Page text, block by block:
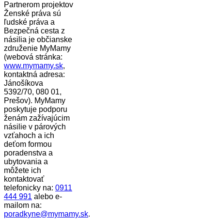
Partnerom projektov
Ženské práva sú
ľudské práva a
Bezpečná cesta z
násilia je občianske
združenie MyMamy
(webová stránka:
www.mymamy.sk,
kontaktná adresa:
Jánošíkova
5392/70, 080 01,
Prešov). MyMamy
poskytuje podporu
ženám zažívajúcim
násilie v párových
vzťahoch a ich
deťom formou
poradenstva a
ubytovania a
môžete ich
kontaktovať
telefonicky na: 0911
444 991 alebo e-
mailom na:
poradkyne@mymamy.sk.